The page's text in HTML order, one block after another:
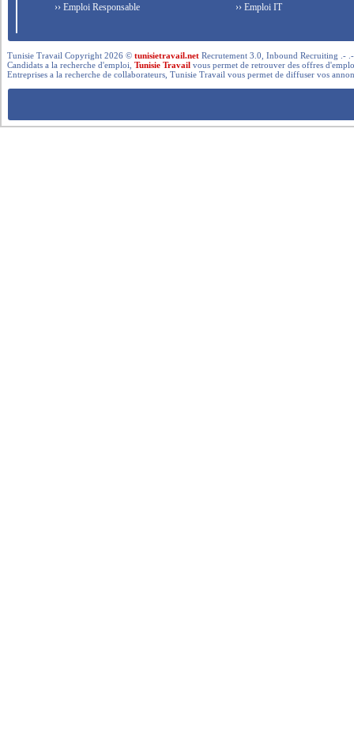
›› Emploi Responsable
›› Emploi IT
Tunisie Travail Copyright 2026 ©tunisietravail.net Recrutement 3.0, Inbound Recruiting .-
Candidats a la recherche d'emploi,Tunisie Travail vous permet de retrouver des offres
Entreprises a la recherche de collaborateurs, Tunisie Travail vous permet de diffuser vos